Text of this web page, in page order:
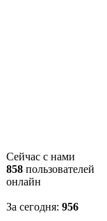
Сейчас с нами
858 пользователей
онлайн
За сегодня: 956